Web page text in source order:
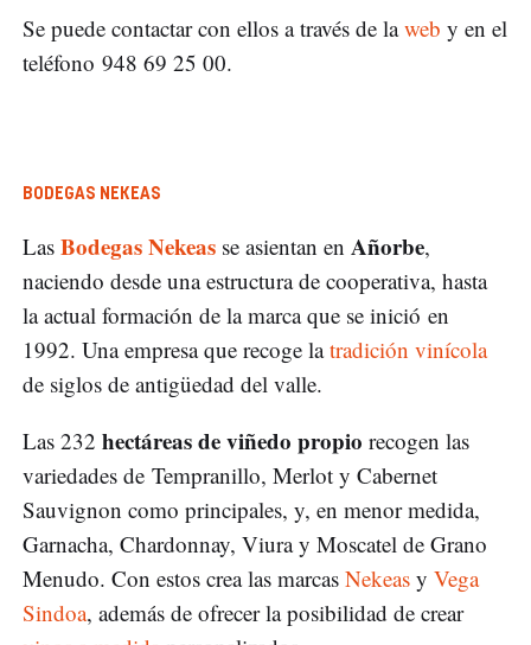
Se puede contactar con ellos a través de laweb y en el
teléfono 948 69 25 00.
BODEGAS NEKEAS
Las Bodegas Nekeas se asientan en Añorbe,
naciendo desde una estructura de cooperativa, hasta
la actual formación de la marca que se inició en
1992. Una empresa que recoge latradición vinícola
de siglos de antigüedad del valle.
Las 232 hectáreas de viñedo propio recogen las
variedades de Tempranillo, Merlot y Cabernet
Sauvignon como principales, y, en menor medida,
Garnacha, Chardonnay, Viura y Moscatel de Grano
Menudo. Con estos crea las marcas Nekeas y Vega
Sindoa, además de ofrecer la posibilidad de crear